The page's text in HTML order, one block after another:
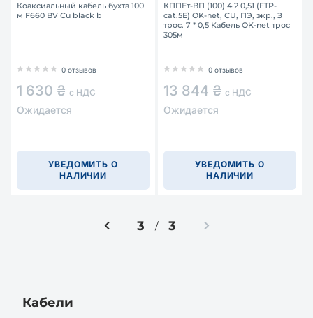
Коаксиальный кабель бухта 100
м F660 BV Cu black b
0 отзывов
1 630 ₴ с НДС
Ожидается
УВЕДОМИТЬ О
НАЛИЧИИ
КППЕт-ВП (100) 4 2 0,51 (FTP-
cat.5E) OK-net, СU, ПЭ, экр., З
трос. 7 * 0,5 Кабель OK-net трос
305м
0 отзывов
13 844 ₴ с НДС
Ожидается
УВЕДОМИТЬ О
НАЛИЧИИ
3 / 3
Кабели